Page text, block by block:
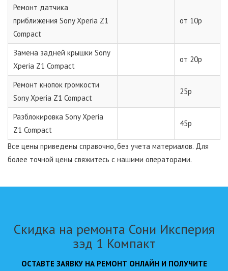
Ремонт датчика
приближения Sony Xperia Z1
Compact
от 10р
Замена задней крышки Sony
Xperia Z1 Compact
от 20р
Ремонт кнопок громкости
Sony Xperia Z1 Compact
25р
Разблокировка Sony Xperia
Z1 Compact
45р
Все цены приведены справочно, без учета материалов. Для
более точной цены свяжитесь с нашими операторами.
Скидка на ремонта Сони Иксперия
зэд 1 Компакт
ОСТАВТЕ ЗАЯВКУ НА РЕМОНТ ОНЛАЙН И ПОЛУЧИТЕ